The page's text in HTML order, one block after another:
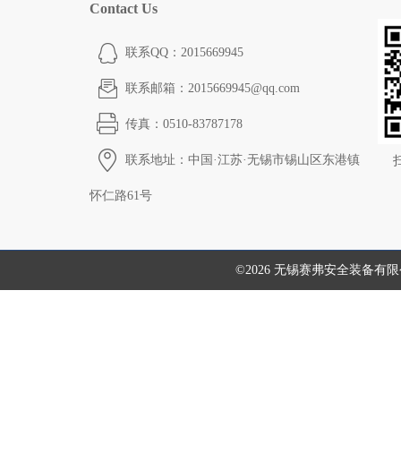
Contact Us
联系QQ：2015669945
联系邮箱：2015669945@qq.com
传真：0510-83787178
联系地址：中国·江苏·无锡市锡山区东港镇
怀仁路61号
©2026 无锡赛弗安全装备有